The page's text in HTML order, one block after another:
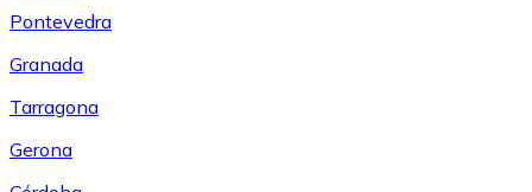
Pontevedra
Granada
Tarragona
Gerona